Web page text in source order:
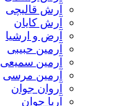
آرش قالیچی
آرش کایان
​آرض و ارشیا
آرمین حبیبی
آرمین سمیعی
آرمین مرسی
آروان جوان
آریا جوان